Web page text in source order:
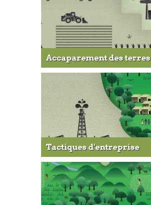
Accaparement des terres
Tactiques d'entreprise